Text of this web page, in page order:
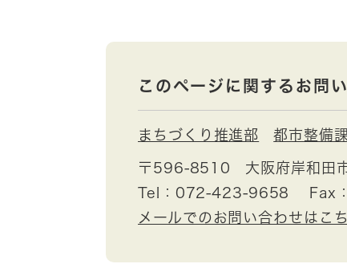
このページに関するお問
まちづくり推進部 都市整備課
〒596-8510
大阪府岸和田
Tel：072-423-9658
Fax
メールでのお問い合わせはこ